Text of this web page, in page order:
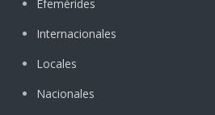
Efemérides
Internacionales
Locales
Nacionales